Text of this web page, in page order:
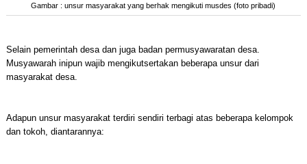
Gambar : unsur masyarakat yang berhak mengikuti musdes (foto pribadi)
Selain pemerintah desa dan juga badan permusyawaratan desa.
Musyawarah inipun wajib mengikutsertakan beberapa unsur dari
masyarakat desa.
Adapun unsur masyarakat terdiri sendiri terbagi atas beberapa kelompok
dan tokoh, diantarannya: